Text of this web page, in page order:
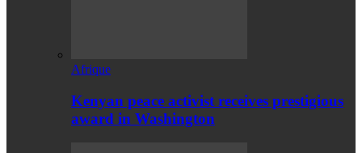
Afrique
Kenyan peace activist receives prestigious
award in Washington